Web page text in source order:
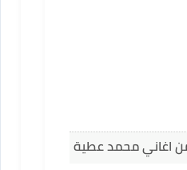
اغاني محمد عطية